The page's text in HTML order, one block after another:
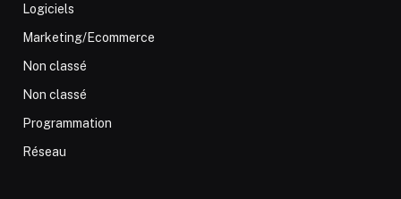
Logiciels
Marketing/Ecommerce
Non classé
Non classé
Programmation
Réseau